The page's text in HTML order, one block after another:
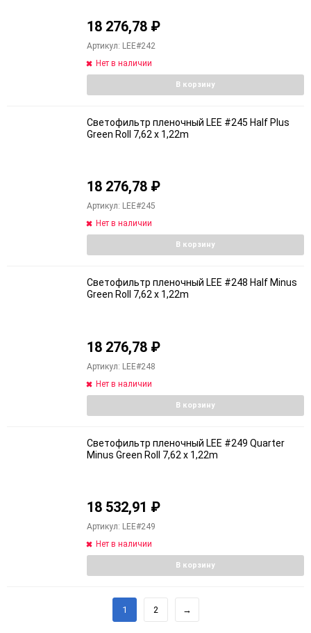
18 276,78 ₽
Артикул: LEE#242
Нет в наличии
В корзину
Светофильтр пленочный LEE #245 Half Plus
Green Roll 7,62 x 1,22m
18 276,78 ₽
Артикул: LEE#245
Нет в наличии
В корзину
Светофильтр пленочный LEE #248 Half Minus
Green Roll 7,62 x 1,22m
18 276,78 ₽
Артикул: LEE#248
Нет в наличии
В корзину
Светофильтр пленочный LEE #249 Quarter
Minus Green Roll 7,62 x 1,22m
18 532,91 ₽
Артикул: LEE#249
Нет в наличии
В корзину
1 2 →